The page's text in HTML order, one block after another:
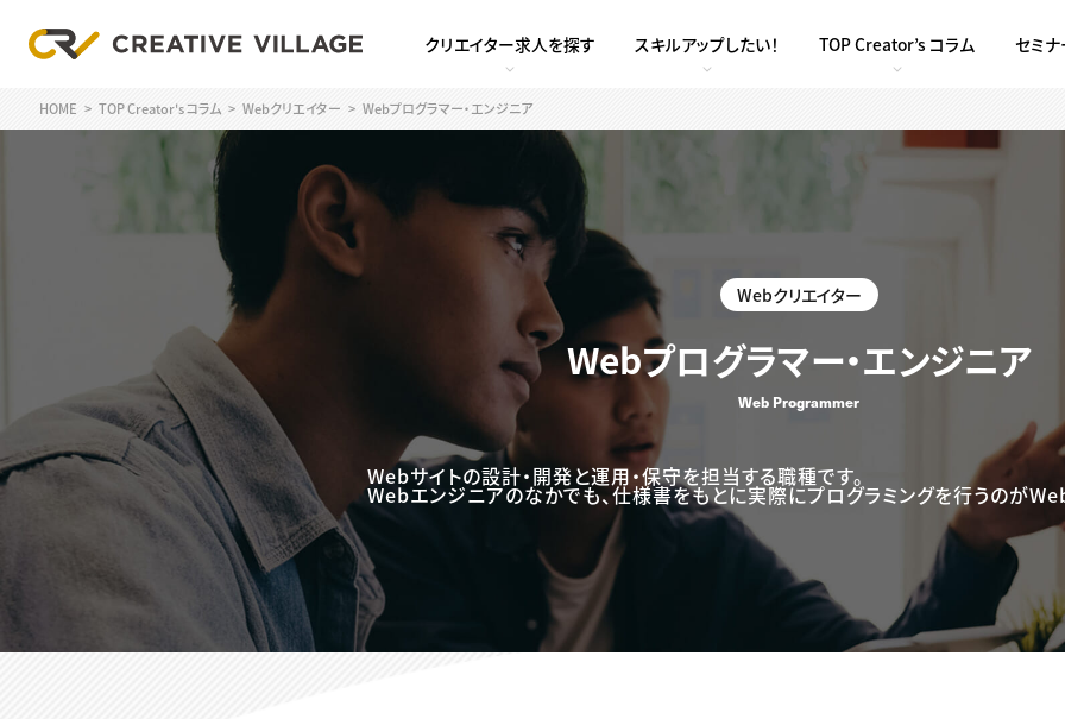
クリエイター求人を探す スキルアップしたい！ TOP Creator’s コラム セミ
HOME TOP Creator's コラム Webクリエイター Webプログラマー・エンジニア
Webクリエイター
Webプログラマー・エンジニア
Web Programmer
Webサイトの設計・開発と運用・保守を担当する職種です。
Webエンジニアのなかでも、仕様書をもとに実際にプログラミングを行うのが